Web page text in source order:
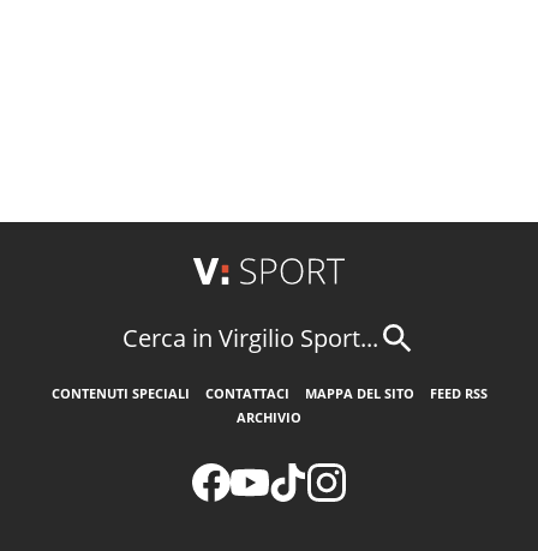
Cerca in Virgilio Sport...
CONTENUTI SPECIALI CONTATTACI MAPPA DEL SITO
FEED RSS
ARCHIVIO